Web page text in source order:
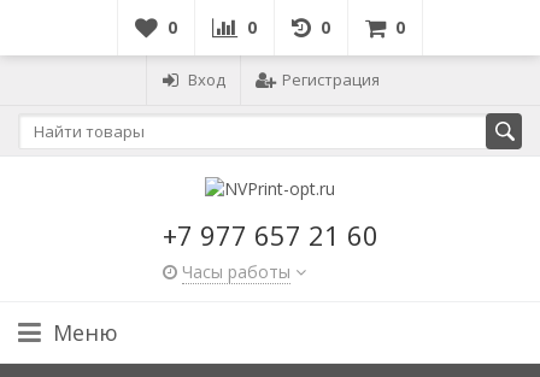
0 0 0 0
Вход Регистрация
+7 977 657 21 60
Часы работы
Меню